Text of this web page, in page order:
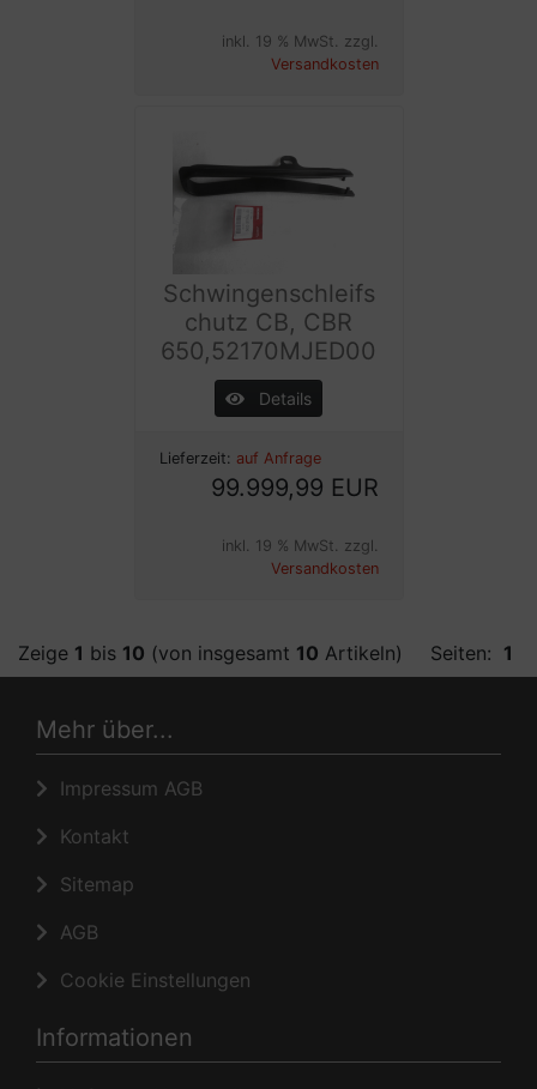
inkl. 19 % MwSt. zzgl.
Versandkosten
Schwingenschleifs
chutz CB, CBR
650,52170MJED00
Details
Lieferzeit: auf Anfrage
99.999,99 EUR
inkl. 19 % MwSt. zzgl.
Versandkosten
Zeige 1 bis 10 (von insgesamt 10 Artikeln) Seiten: 1
Mehr über...
Impressum AGB
Kontakt
Sitemap
AGB
Cookie Einstellungen
Informationen